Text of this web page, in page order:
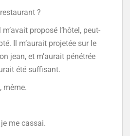
?
proposé l’hôtel, peut-
Il m’aurait projetée sur le
jean, et m’aurait pénétrée
été suffisant.
même.
me cassai.